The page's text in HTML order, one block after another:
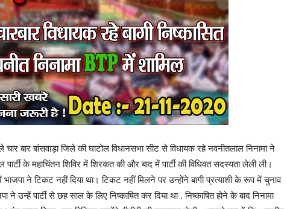
चार बार बांसवाड़ा जिले की घाटोल विधानसभा सीट से विधायक रहे नवनीतलाल निनामा ने
के महाचिंतन शिविर में शिरकत की और बाद में पार्टी की विधिवत सदस्यता लेली ली।
भाजपा ने टिकट नहीं दिया था। टिकट नहीं मिलने पर उन्होंने बागी प्रत्याशी के रूप में चुनाव
उन्हें पार्टी से छह साल के लिए निष्काषित कर दिया था . निष्काषित होने के बाद निनामा